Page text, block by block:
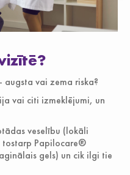
augsta vai zema riska?
vai citi izmeklējumi, un
veselību (lokāli
Papilocare®
gels) un cik ilgi tie